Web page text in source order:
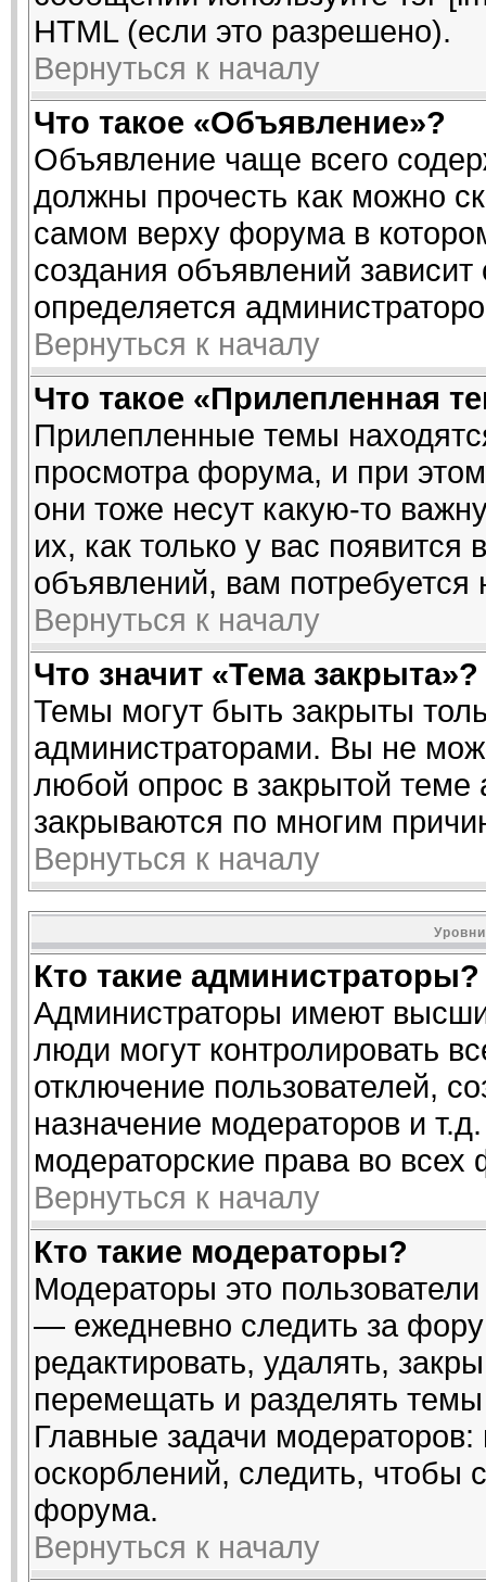
HTML (если это разрешено).
Вернуться к началу
Что такое «Объявление»?
Объявление чаще всего
должны прочесть как можно
самом верху форума в
создания объявлений
определяется
Вернуться к началу
Что такое «Прилепленная
Прилепленные темы
просмотра форума, и при
они тоже несут какую-то
их, как только у вас
объявлений, вам
Вернуться к началу
Что значит «Тема закрыта»?
Темы могут быть закрыты
администраторами. Вы не
любой опрос в закрытой теме
закрываются по многим
Вернуться к началу
Кто такие администраторы?
Администраторы имеют
люди могут контролировать
отключение пользователей,
назначение модераторов и
модераторские права во
Вернуться к началу
Кто такие модераторы?
Модераторы это
— ежедневно следить за
редактировать, удалять,
перемещать и разделять
Главные задачи
оскорблений, следить, чтобы
форума.
Вернуться к началу